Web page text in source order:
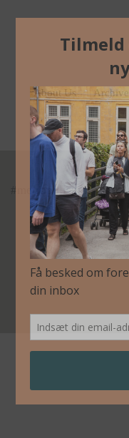
About Us Archive
26. October 2017 In
bw_etikette2d
#metropoliskbh